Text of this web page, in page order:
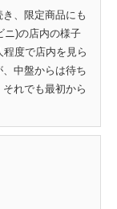
、限定商品にも
ニ)の店内の様子
度で店内を見ら
中盤からは待ち
れでも最初から